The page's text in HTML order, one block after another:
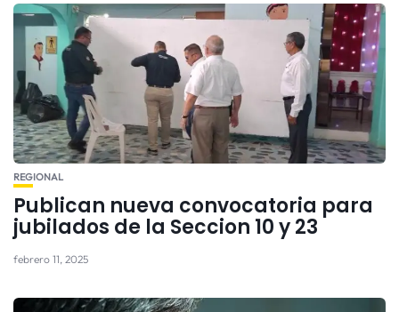
REGIONAL
Publican nueva convocatoria para
jubilados de la Seccion 10 y 23
febrero 11, 2025